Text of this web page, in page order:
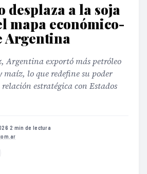
desplaza a la soja
mapa económico-
Argentina
Argentina exportó más petróleo
maíz, lo que redefine su poder
estratégica con Estados
·2 min de lectura·